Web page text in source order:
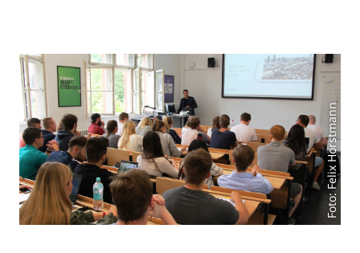
Foto: Felix Horstmann